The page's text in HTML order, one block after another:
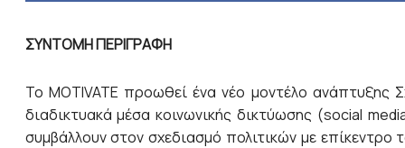
ΣΥΝΤΟΜΗ ΠΕΡΙΓΡΑΦΗ
Το MOTIVATE προωθεί ένα νέο μοντέλο ανάπτυξης
διαδικτυακά μέσα κοινωνικής δικτύωσης (social
συμβάλλουν στον σχεδιασμό πολιτικών με επίκεντρο